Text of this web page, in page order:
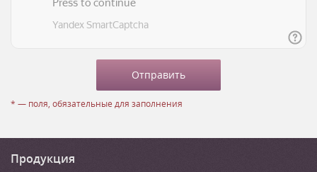
* — поля, обязательные для заполнения
Продукция